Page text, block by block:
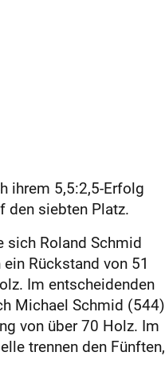
ihrem 5,5:2,5-Erfolg
den siebten Platz.
sich Roland Schmid
Rückstand von 51
Im entscheidenden
Michael Schmid (544)
von über 70 Holz. Im
trennen den Fünften,